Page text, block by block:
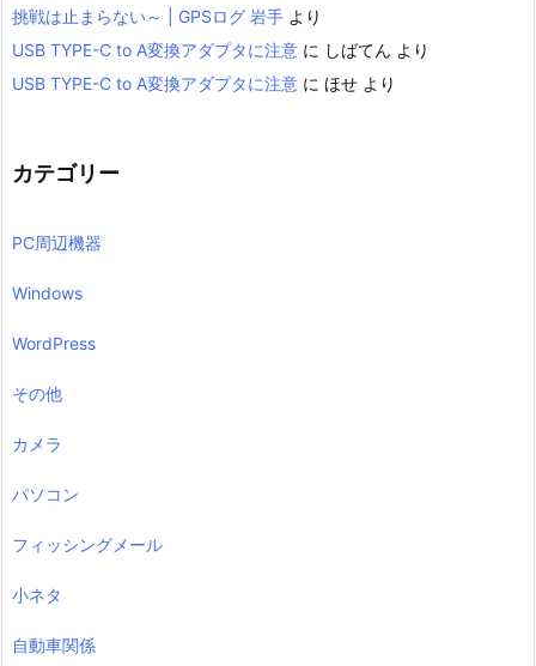
挑戦は止まらない～ | GPSログ 岩手 より
USB TYPE-C to A変換アダプタに注意 に しばてん より
USB TYPE-C to A変換アダプタに注意 に ほせ より
カテゴリー
PC周辺機器
Windows
WordPress
その他
カメラ
パソコン
フィッシングメール
小ネタ
自動車関係